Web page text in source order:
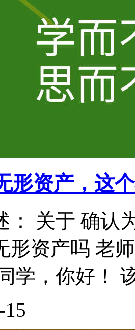
形资产，这
： 关于 确认
形资产吗 老
学，你好！
15